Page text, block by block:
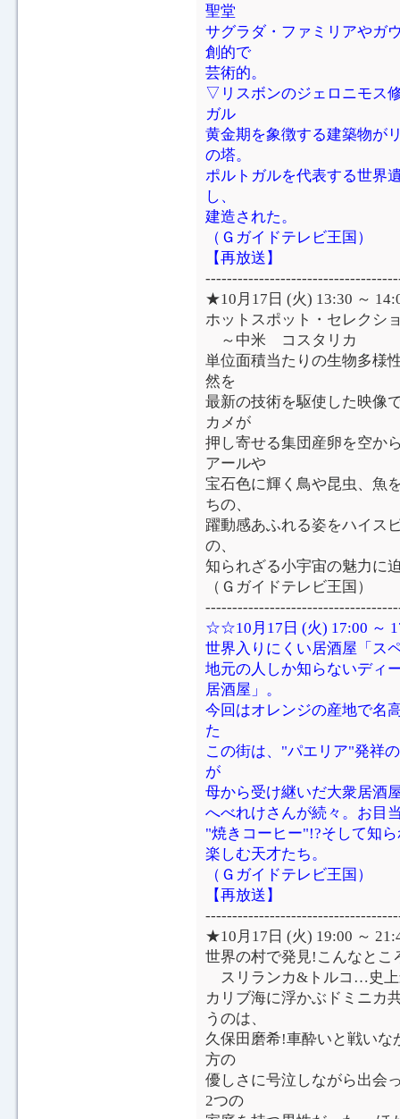
聖堂
サグラダ・ファミリアやガ
創的で
芸術的。
▽リスボンのジェロニモス
ガル
黄金期を象徴する建築物が
の塔。
ポルトガルを代表する世界
し、
建造された。
（Ｇガイドテレビ王国）
【再放送】
★10月17日 (火) 13:30 ～
ホットスポット・セレク
～中米 コスタリカ
単位面積当たりの生物多様
然を
最新の技術を駆使した映像
カメが
押し寄せる集団産卵を空か
アールや
宝石色に輝く鳥や昆虫、魚
ちの、
躍動感あふれる姿をハイス
の、
知られざる小宇宙の魅力に
（Ｇガイドテレビ王国）
☆☆10月17日 (火) 17:00 ～
世界入りにくい居酒屋「ス
地元の人しか知らないディ
居酒屋」。
今回はオレンジの産地で名
た
この街は、"パエリア"発祥
が
母から受け継いだ大衆居酒
へべれけさんが続々。お目
"焼きコーヒー"!?そして知
楽しむ天才たち。
（Ｇガイドテレビ王国）
【再放送】
★10月17日 (火) 19:00 ～
世界の村で発見!こんなとこ
スリランカ&トルコ…史上
カリブ海に浮かぶドミニカ
うのは、
久保田磨希!車酔いと戦いな
方の
優しさに号泣しながら出会
2つの